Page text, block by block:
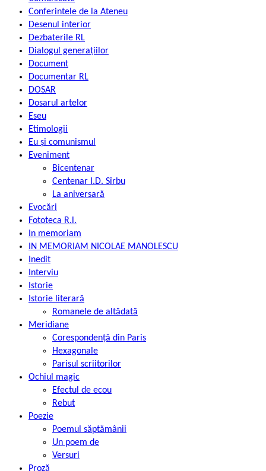
Conferintele de la Ateneu
Desenul interior
Dezbaterile RL
Dialogul generațiilor
Document
Documentar RL
DOSAR
Dosarul artelor
Eseu
Etimologii
Eu și comunismul
Eveniment
Bicentenar
Centenar I.D. Sîrbu
La aniversară
Evocări
Fototeca R.l.
In memoriam
IN MEMORIAM NICOLAE MANOLESCU
Inedit
Interviu
Istorie
Istorie literară
Romanele de altădată
Meridiane
Corespondență din Paris
Hexagonale
Parisul scriitorilor
Ochiul magic
Efectul de ecou
Rebut
Poezie
Poemul săptămânii
Un poem de
Versuri
Proză